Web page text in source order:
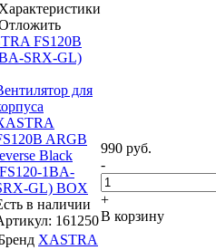
Характеристики
FS120B
SRX-GL)
для
ARGB
Black
1BA-
GL) BOX
в наличии
161250
XASTRA
990 руб.
-
+
В корзину